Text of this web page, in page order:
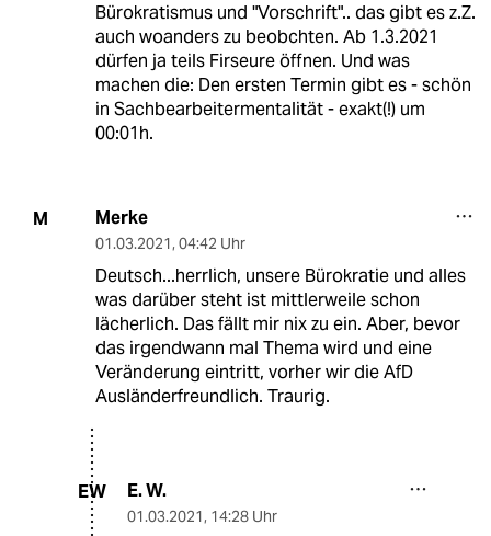
Bürokratismus und "Vorschrift".. das gibt es z.Z.
auch woanders zu beobchten. Ab 1.3.2021
dürfen ja teils Firseure öffnen. Und was
machen die: Den ersten Termin gibt es - schön
in Sachbearbeitermentalität - exakt(!) um
00:01h.
M Merke
01.03.2021, 04:42 Uhr
Deutsch...herrlich, unsere Bürokratie und alles
was darüber steht ist mittlerweile schon
lächerlich. Das fällt mir nix zu ein. Aber, bevor
das irgendwann mal Thema wird und eine
Veränderung eintritt, vorher wir die AfD
Ausländerfreundlich. Traurig.
EW E. W.
01.03.2021, 14:28 Uhr